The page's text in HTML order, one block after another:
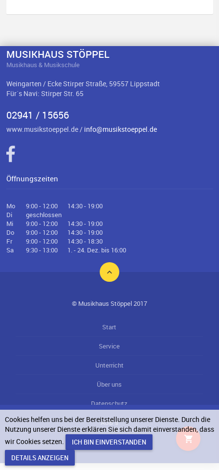
MUSIKHAUS STÖPPEL
Musikhaus & Musikschule
Weingarten / Ecke Stirper Straße, 59557 Lippstadt
Für`s Navi: Stirper Str. 65
02941 / 15656
www.musikstoeppel.de / info@musikstoeppel.de
Öffnungszeiten
Mo 9:00 - 12:00
14:30 - 19:00
Di
geschlossen
Mi
9:00 - 12:00
14:30 - 19:00
Do
9:00 - 12:00
14:30 - 19:00
Fr
9:00 - 12:00
14:30 - 18:30
Sa
9:30 - 13:00 1. - 24. Dez. bis 16:00
© Musikhaus Stöppel 2017
Start
Service
Unterricht
Über uns
Datenschutz
AGB`s
Impressum
Cookies helfen uns bei der Bereitstellung unserer Dienste. Durch die
Nutzung unserer Dienste erklären Sie sich damit einverstanden, dass
wir Cookies setzen.
DETAILS ANZEIGEN